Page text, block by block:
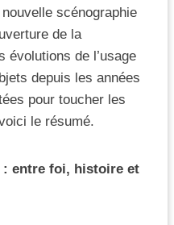
scénographie
de la
évolutions de l’usage
depuis les années
pour toucher les
le résumé.
: entre foi, histoire et